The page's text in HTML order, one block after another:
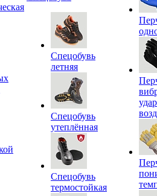
Спецобувь
летняя
Спецобувь
утеплённая
Спецобувь
термостойкая